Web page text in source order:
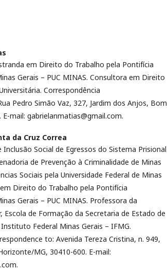
em Direito do Trabalho pela Pontifícia
Gerais – PUC MINAS. Consultora em Direito
Correspondência
Pedro Simão Vaz, 327, Jardim dos Anjos, Bom
mail: gabrielanmatias@gmail.com.
da Cruz Correa
Social de Egressos do Sistema Prisional
de Prevenção à Criminalidade de Minas
Sociais pela Universidade Federal de Minas
Direito do Trabalho pela Pontifícia
Gerais – PUC MINAS. Professora da
Escola de Formação da Secretaria de Estado de
Federal Minas Gerais – IFMG.
to: Avenida Tereza Cristina, n. 949,
MG, 30410-600. E-mail: